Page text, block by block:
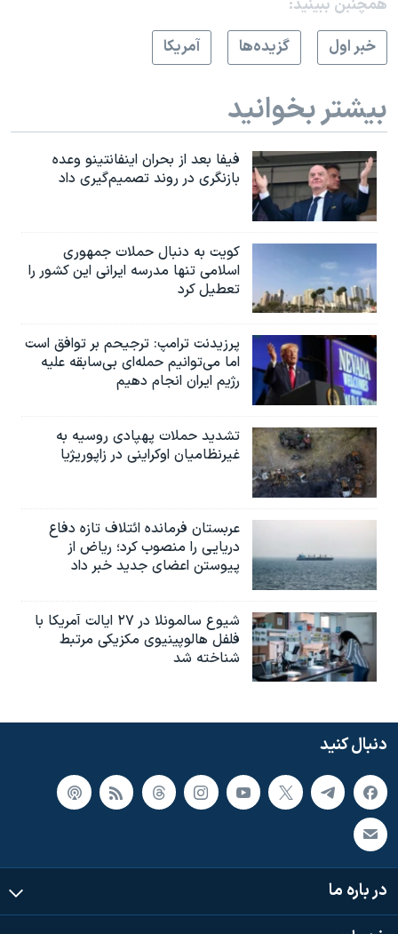
همچنبن ببینید:
خبر اول
گزيده‌ها آمريکا
بیشتر بخوانید
فیفا بعد از بحران اینفانتینو وعده
بازنگری در روند تصمیم‌گیری داد
کویت به دنبال حملات جمهوری
اسلامی تنها مدرسه ایرانی این کشور را
تعطیل کرد
پرزیدنت ترامپ: ترجیحم بر توافق است
اما می‌توانیم حمله‌ای بی‌سابقه علیه
رژیم ایران انجام دهیم
تشدید حملات پهپادی روسیه به
غیرنظامیان اوکراینی در زاپوریژیا
عربستان فرمانده ائتلاف تازه دفاع
دریایی را منصوب کرد؛ ریاض از
پیوستن اعضای جدید خبر داد
شیوع سالمونلا در ۲۷ ایالت آمریکا با
فلفل هالوپینیوی مکزیکی مرتبط
شناخته شد
دنبال کنید
در باره ما